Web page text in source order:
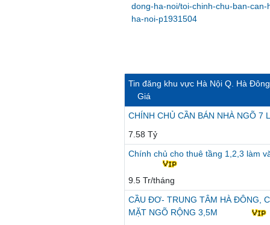
dong-ha-noi/toi-chinh-chu-ban-
ha-noi-p1931504
Tin đăng khu vực Hà Nội Q. Hà Đông
Giá
CHÍNH CHỦ CẦN BÁN NHÀ NGÕ 7
7.58 Tỷ
Chính chủ cho thuê tầng 1,2,3 làm
9.5 Tr/tháng
CẦU ĐƠ- TRUNG TÂM HÀ ĐÔNG,
MẶT NGÕ RỘNG 3,5M